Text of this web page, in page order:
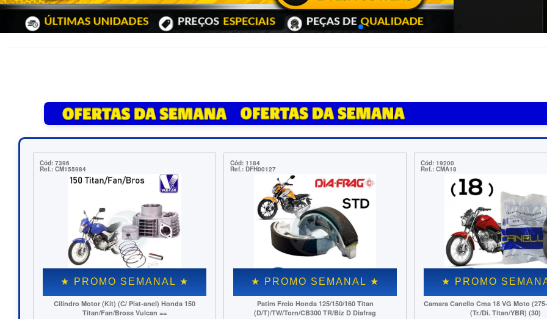
Cód: 19200
Ref.: CMA18
★ PROMO SEMANAL ★
Camara Canello Cma 18 VG Moto (275-18, 90/90-18)
(Tr./Di. Titan/YBR) (30)
Cód: 20880
Ref.: DE870004
★ PROMO SEMANAL ★
Disco Embreagem Honda 125/150/160
CG/Titan/Fan/Start/Bros/XRE190/CBX 200 Vini
Cód: 8565
Ref.: 25018KE
★ PROMO
Pneu Kenda Thorax 250-